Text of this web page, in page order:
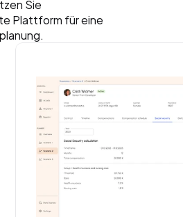
Sie
Plattform für eine